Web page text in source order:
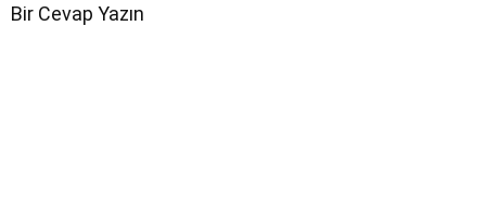
Bir Cevap Yazın